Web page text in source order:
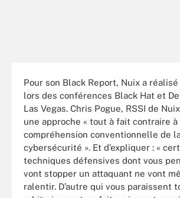
Pour son Black Report, Nuix a
lors des conférences Black Hat et
Las Vegas. Chris Pogue, RSSI de
une approche « tout à fait contraire à
compréhension conventionnelle de
cybersécurité ». Et d’expliquer : «
techniques défensives dont vous
vont stopper un attaquant ne vont
ralentir. D’autre qui vous paraissent